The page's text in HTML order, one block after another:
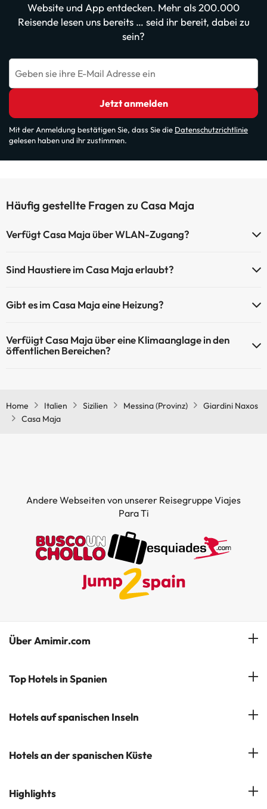
Website und App entdecken. Mehr als 200.000
Reisende lesen uns bereits … seid ihr bereit, dabei zu
sein?
Geben sie ihre E-Mail Adresse ein
Jetzt anmelden
Mit der Anmeldung bestätigen Sie, dass Sie die Datenschutzrichtlinie
gelesen haben und ihr zustimmen.
Häufig gestellte Fragen zu Casa Maja
Verfügt Casa Maja über WLAN-Zugang?
Sind Haustiere im Casa Maja erlaubt?
Gibt es im Casa Maja eine Heizung?
Verfüigt Casa Maja über eine Klimaanglage in den
öffentlichen Bereichen?
Home Italien Sizilien Messina (Provinz)
Giardini Naxos
Casa Maja
Andere Webseiten von unserer Reisegruppe Viajes
Para Ti
Über Amimir.com
Unser Team
Newsletter abonnieren
Top Hotels in Spanien
Hotels in Salou
Hotels in Marbella
Hotels auf spanischen Inseln
Hotels auf Mallorca
Hotels auf Teneriffa
Hotels an der spanischen Küste
Costa Brava
Highlights